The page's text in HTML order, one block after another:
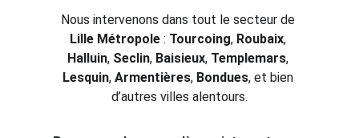
Nous intervenons dans tout le secteur de
Lille Métropole : Tourcoing, Roubaix,
Halluin, Seclin, Baisieux, Templemars,
Lesquin, Armentières, Bondues, et bien
d’autres villes alentours.